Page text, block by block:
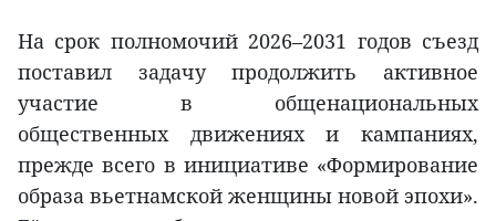
На срок полномочий 2026–2031 годов съезд
поставил задачу продолжить активное
участие в общенациональных
общественных движениях и кампаниях,
прежде всего в инициативе «Формирование
образа вьетнамской женщины новой эпохи».